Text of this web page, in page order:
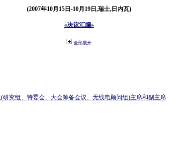
(2007年10月15日-10月19日,瑞士,日内瓦)
«决议汇编»
全部展开
研究组、特委会、大会筹备会议、无线电顾问组)主席和副主席